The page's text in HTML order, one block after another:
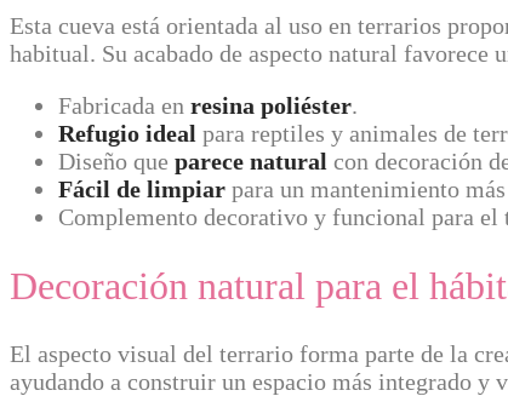
Esta cueva está orientada al uso en terrarios
habitual. Su acabado de aspecto natural
Fabricada en resina poliéster.
Refugio ideal para reptiles y animales de
Diseño que parece natural con decoración
Fácil de limpiar para un mantenimiento
Complemento decorativo y funcional para el
Decoración natural para el
El aspecto visual del terrario forma parte de la
ayudando a construir un espacio más integrado